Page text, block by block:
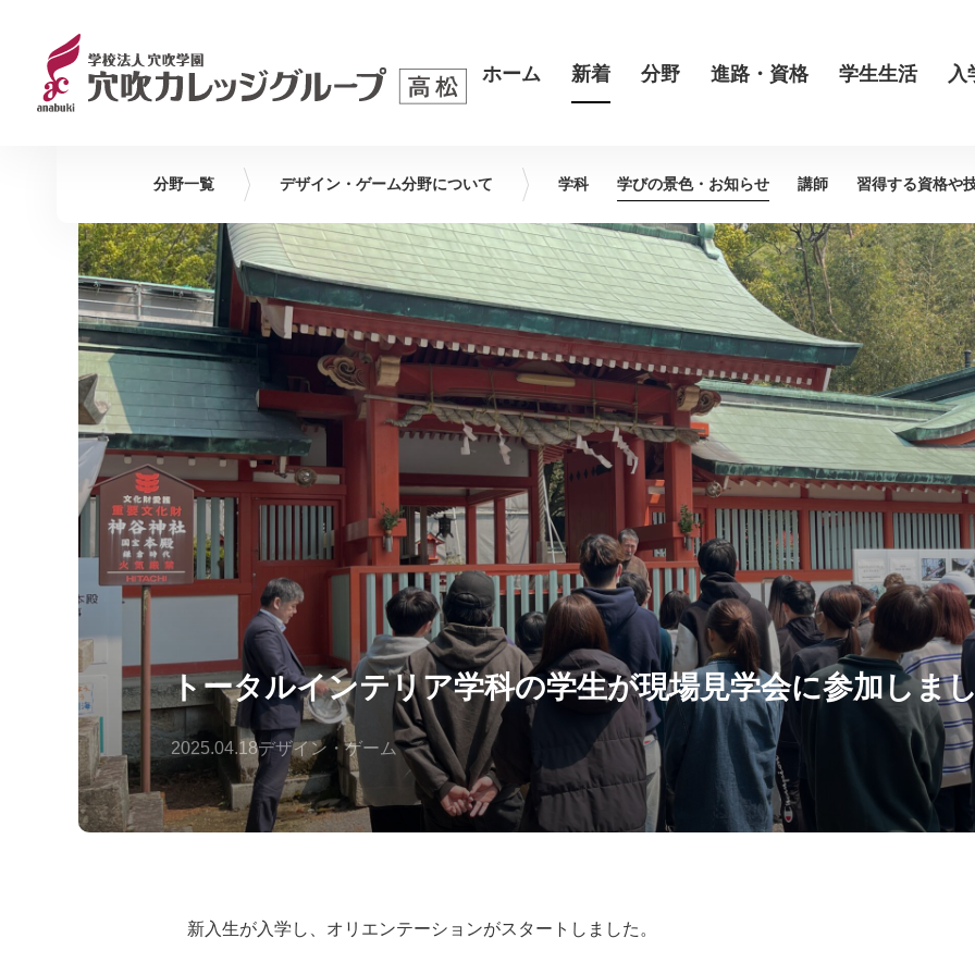
ホーム 新着 分野 進路・資格 学生生活 入
分野一覧 デザイン・ゲーム分野について 学科 学びの景色・ お知らせ 講師 習得する資格や
トータルインテリア学科の学生が現場見学会に参加しま
2025.04.18デザイン・ゲーム
新入生が入学し、オリエンテーションがスタートしました。